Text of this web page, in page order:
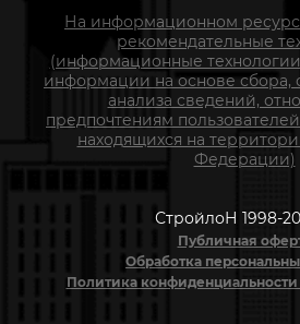
На информационном
рекомендательные
(информационные
информации на основе сбора,
анализа сведений,
предпочтениям
находящихся на
Федерации)
СтройлоН 1998-
Публичная
Обработка
Политика конфиденциальности